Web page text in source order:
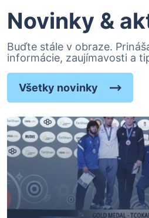
Novinky &
Buďte stále v obraze.
informácie, zaujímavosti a
Všetky novinky